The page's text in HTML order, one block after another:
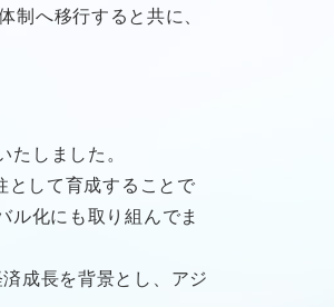
制へ移行すると共に、
しました。
として育成することで
ル化にも取り組んでま
成長を背景とし、アジ